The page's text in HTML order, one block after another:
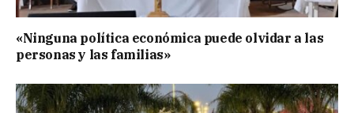
«Ninguna política económica puede olvidar a las
personas y las familias»